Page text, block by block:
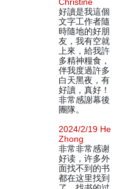
好讀是我這個
文字工作者隨
時隨地的好朋
友，我有空就
上來，給我許
多精神糧食，
伴我度過許多
白天黑夜，有
好讀，真好！
非常感謝幕後
團隊。
2024/2/19 He
Zhong
非常非常感谢
好读，许多外
面找不到的书
都在这里找到